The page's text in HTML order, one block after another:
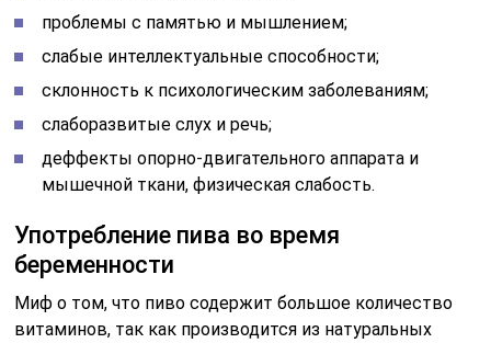
проблемы с памятью и мышлением;
слабые интеллектуальные способности;
склонность к психологическим заболеваниям;
слаборазвитые слух и речь;
деффекты опорно-двигательного аппарата и
мышечной ткани, физическая слабость.
Употребление пива во время
беременности
Миф о том, что пиво содержит большое количество
витаминов, так как производится из натуральных